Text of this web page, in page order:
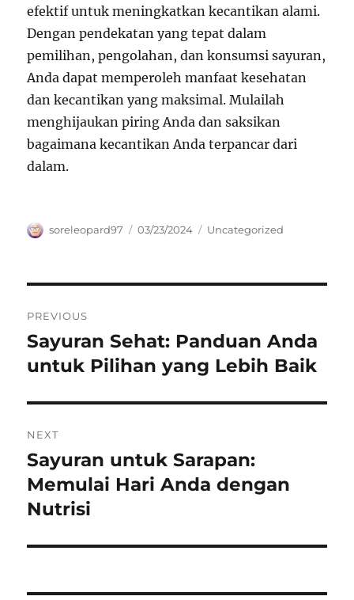
efektif untuk meningkatkan kecantikan alami.
Dengan pendekatan yang tepat dalam
pemilihan, pengolahan, dan konsumsi sayuran,
Anda dapat memperoleh manfaat kesehatan
dan kecantikan yang maksimal. Mulailah
menghijaukan piring Anda dan saksikan
bagaimana kecantikan Anda terpancar dari
dalam.
Author
soreleopard97
Posted
03/23/2024 Categories
Uncategorized
pos
PREVIOUS
Previous
post:
Sayuran Sehat: Panduan Anda
untuk Pilihan yang Lebih Baik
NEXT
Next
post:
Sayuran untuk Sarapan:
Memulai Hari Anda dengan
Nutrisi